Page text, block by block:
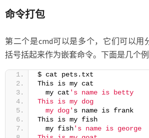
命令打包
第二个是cmd可以是多个，它们可以用
括号括起来作为嵌套命令。下面是几个例
$ cat pets.txt
This is my cat
  my cat
's name is betty
This is my dog
  my dog'
s name is frank
This is my fish
  my fish
's name is george